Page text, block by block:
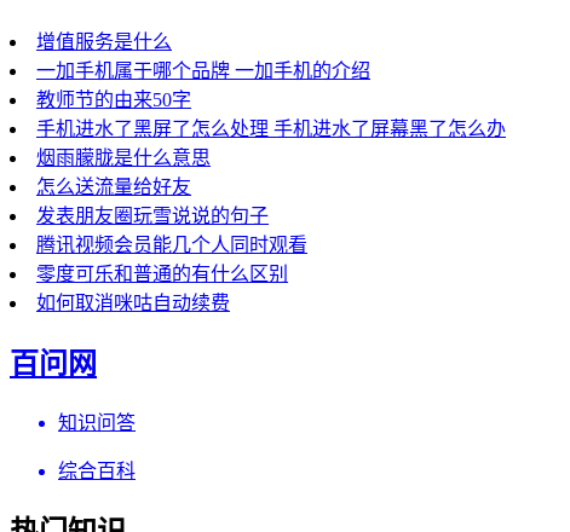
增值服务是什么
一加手机属于哪个品牌 一加手机的介绍
教师节的由来50字
手机进水了黑屏了怎么处理 手机进水了屏幕黑了怎么办
烟雨朦胧是什么意思
怎么送流量给好友
发表朋友圈玩雪说说的句子
腾讯视频会员能几个人同时观看
零度可乐和普通的有什么区别
如何取消咪咕自动续费
百问网
知识问答
综合百科